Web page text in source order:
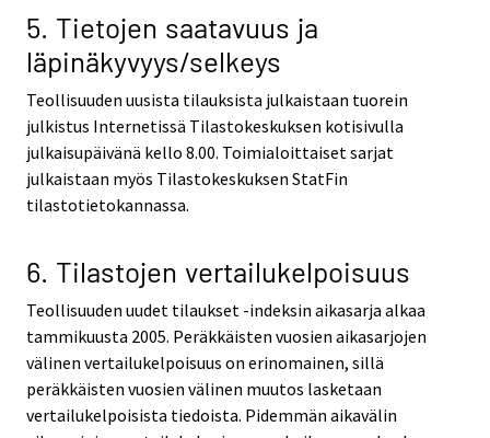
5. Tietojen saatavuus ja
läpinäkyvyys/selkeys
Teollisuuden uusista tilauksista julkaistaan tuorein
julkistus Internetissä Tilastokeskuksen kotisivulla
julkaisupäivänä kello 8.00. Toimialoittaiset sarjat
julkaistaan myös Tilastokeskuksen StatFin
tilastotietokannassa.
6. Tilastojen vertailukelpoisuus
Teollisuuden uudet tilaukset -indeksin aikasarja alkaa
tammikuusta 2005. Peräkkäisten vuosien aikasarjojen
välinen vertailukelpoisuus on erinomainen, sillä
peräkkäisten vuosien välinen muutos lasketaan
vertailukelpoisista tiedoista. Pidemmän aikavälin